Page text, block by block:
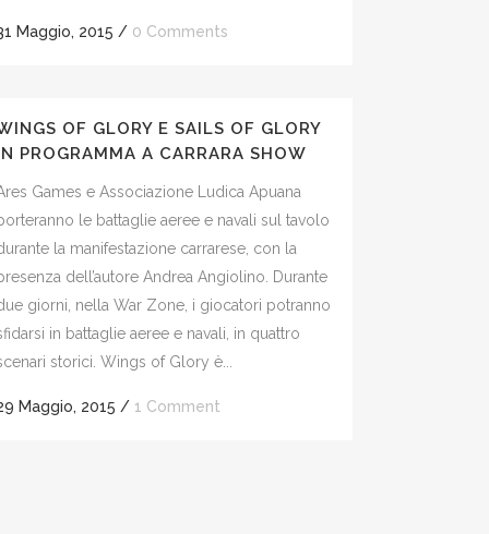
Maggio, 2015 / 0 Comments
OF GLORY E SAILS OF GLORY
PROGRAMMA A CARRARA SHOW
Games e Associazione Ludica Apuana
le battaglie aeree e navali sul tavolo
la manifestazione carrarese, con la
dell’autore Andrea Angiolino. Durante
giorni, nella War Zone, i giocatori potranno
in battaglie aeree e navali, in quattro
storici. Wings of Glory è...
Maggio, 2015 / 1 Comment